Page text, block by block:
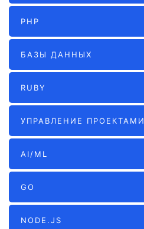
PHP
БАЗЫ ДАННЫХ
RUBY
УПРАВЛЕНИЕ ПРОЕКТАМИ
AI/ML
GO
NODE.JS